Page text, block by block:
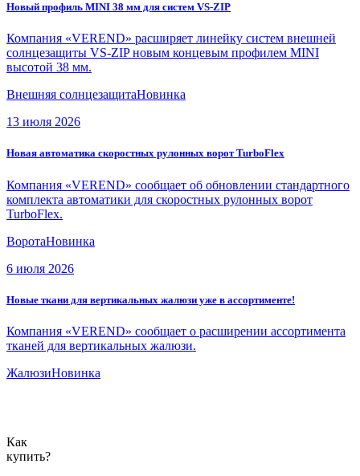
Новый профиль MINI 38 мм для систем VS-ZIP
Компания «VEREND» расширяет линейку систем внешней
солнцезащиты VS-ZIP новым концевым профилем MINI
высотой 38 мм.
Внешняя солнцезащитаНовинка
13 июля 2026
Новая автоматика скоростных рулонных ворот TurboFlex
Компания «VEREND» сообщает об обновлении стандартного
комплекта автоматики для скоростных рулонных ворот
TurboFlex.
ВоротаНовинка
6 июля 2026
Новые ткани для вертикальных жалюзи уже в ассортименте!
Компания «VEREND» сообщает о расширении ассортимента
тканей для вертикальных жалюзи.
ЖалюзиНовинка
Как
купить?